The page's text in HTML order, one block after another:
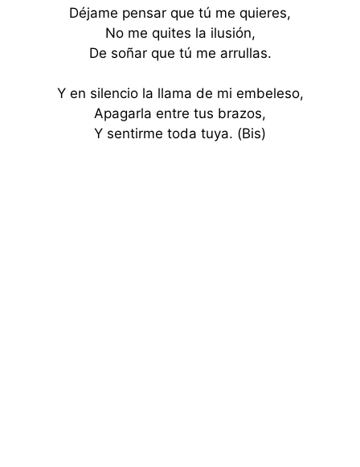
Déjame pensar que tú me quieres,
No me quites la ilusión,
De soñar que tú me arrullas.
Y en silencio la llama de mi embeleso,
Apagarla entre tus brazos,
Y sentirme toda tuya. (Bis)